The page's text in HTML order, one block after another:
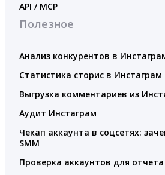
API / MCP
Полезное
Анализ конкурентов в
Статистика сторис в Инстаграм
Выгрузка комментариев из
Аудит Инстаграм
Чекап аккаунта в соцсетях:
SMM
Проверка аккаунтов для отчета